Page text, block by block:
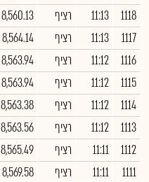
1118
11:13 רציף 8,560.13
1117
11:13 רציף 8,564.14
1116
11:12 רציף 8,563.94
1115
11:12 רציף 8,563.94
1114
11:12 רציף 8,563.38
1113
11:12 רציף 8,563.56
1112
11:11 רציף 8,565.49
1111
11:11 רציף 8,569.58